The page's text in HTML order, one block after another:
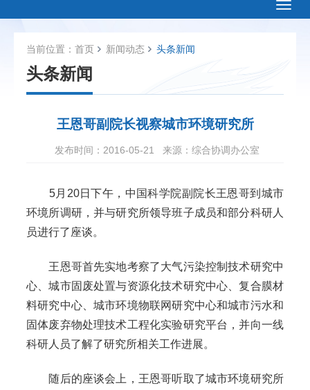
当前位置： 首页 新闻动态 头条新闻
头条新闻
王恩哥副院长视察城市环境研究所
发布时间：2016-05-21 来源：综合协调办公室
5月20日下午，中国科学院副院长王恩哥到城市
环境所调研，并与研究所领导班子成员和部分科研人
员进行了座谈。
王恩哥首先实地考察了大气污染控制技术研究中
心、城市固废处置与资源化技术研究中心、复合膜材
料研究中心、城市环境物联网研究中心和城市污水和
固体废弃物处理技术工程化实验研究平台，并向一线
科研人员了解了研究所相关工作进展。
随后的座谈会上，王恩哥听取了城市环境研究所